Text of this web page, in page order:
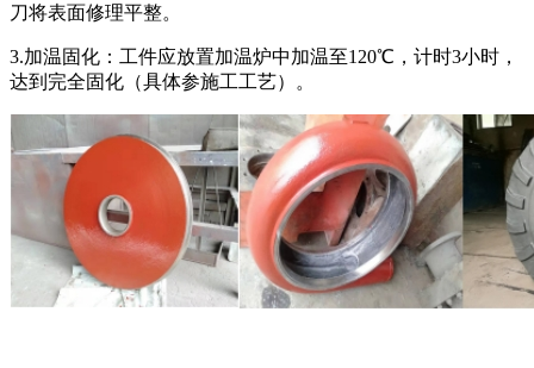
刀将表面修理平整。
3.加温固化：工件应放置加温炉中加温至120℃，计时3小时，
达到完全固化（具体参施工工艺）。